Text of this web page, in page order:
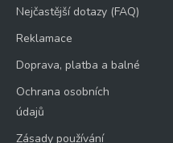
Nejčastější dotazy (FAQ)
Reklamace
Doprava, platba a balné
Ochrana osobních
údajů
Zásady používání